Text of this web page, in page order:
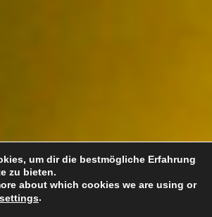
um dir die bestmögliche Erfahrung
zu bieten.
about which cookies we are using or
settings.